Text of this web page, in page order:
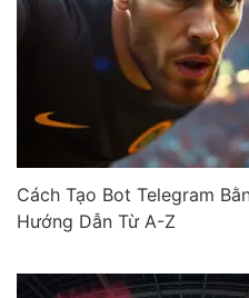
Cách Tạo Bot Telegram
Hướng Dẫn Từ A-Z